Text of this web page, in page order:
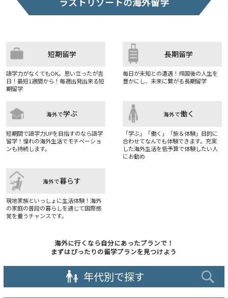
短期留学
語学力がなくてもOK。思い立ったが吉
日！最短1週間から！毎週出発出来る短
期留学
長期留学
毎日が未知との遭遇！帰国後の人生を
豊かにし、未来に繋がる長期留学
海外で学ぶ
短期間で語学力UPを目指すのなら語学
留学！憧れの海外生活でモチベーショ
ンも持続します。
海外で働く
「学ぶ」「働く」「旅＆体験」目的に
合わせてなんでも体験できます。充実
した海外生活を低予算で体験したい人
にお勧め
海外で暮らす
現地家族といっしょに生活体験！海外
の家庭の普段の暮らしを通じて国際感
覚を養うチャンスです。
海外に行くなら自分にあったプランで！
まずはぴったりの留学プランを見つけよう
年代別で探す